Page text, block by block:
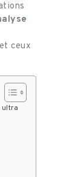
ceux
ultra